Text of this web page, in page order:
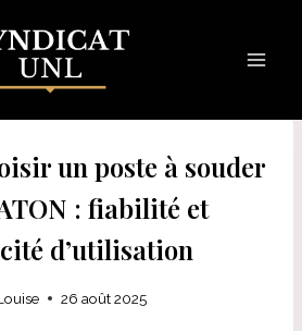
un poste à souder
: fiabilité et
d’utilisation
26 août 2025